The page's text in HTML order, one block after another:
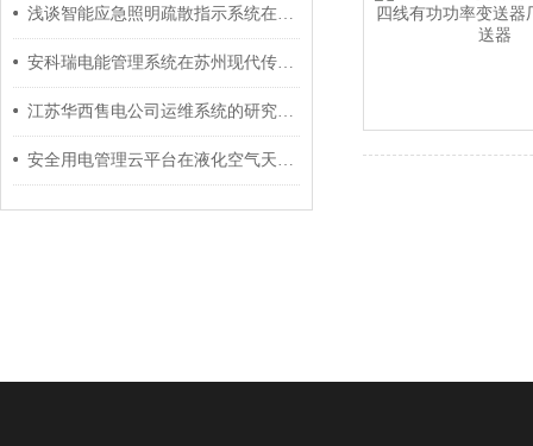
浅谈智能应急照明疏散指示系统在建筑楼宇中的应用
安科瑞电能管理系统在苏州现代传媒广场的设计与应用
江苏华西售电公司运维系统的研究与应用
安全用电管理云平台在液化空气天津滨海有限公司项目的应用